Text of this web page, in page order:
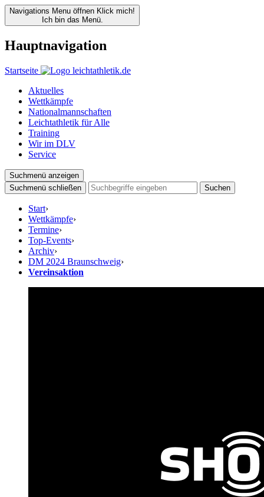
Navigations Menu öffnen Klick mich!
Ich bin das Menü.
Hauptnavigation
Startseite
Aktuelles
Wettkämpfe
Nationalmannschaften
Leichtathletik für Alle
Training
Wir im DLV
Service
Suchmenü anzeigen
Suchmenü schließen
Suchen
Start›
Wettkämpfe›
Termine›
Top-Events›
Archiv›
DM 2024 Braunschweig›
Vereinsaktion